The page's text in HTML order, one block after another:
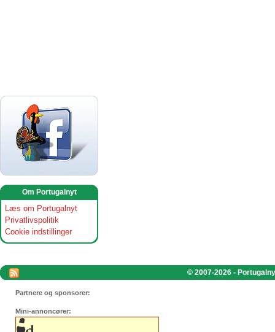
Om Portugalnyt
Læs om Portugalnyt
Privatlivspolitik
Cookie indstillinger
© 2007-2026 -
Partnere og sponsorer:
Mini-annoncører: